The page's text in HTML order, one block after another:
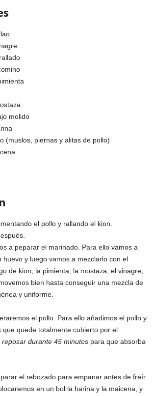
molido
(muslos, piernas y alitas de pollo)
el pollo y rallando el kion.
a peparar el marinado. Para ello vamos a
huevo y luego vamos a mezclarlo con el
de kion, la pimienta, la mostaza, el vinagre,
bien hasta conseguir una mezcla de
y uniforme.
el pollo. Para ello añadimos el pollo y
que quede totalmente cubierto por el
reposar durante 45 minutos para que absorba
el rebozado para empanar antes de freír
en un bol la harina y la maicena, y